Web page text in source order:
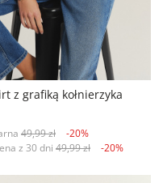
z grafiką kołnierzyka
49,99 zł
-20%
z 30 dni 49,99 zł -20%